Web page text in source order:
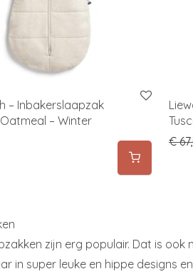
– Inbakerslaapzak
– Winter
€
zijn erg populair. Dat is ook
in super leuke en hippe designs